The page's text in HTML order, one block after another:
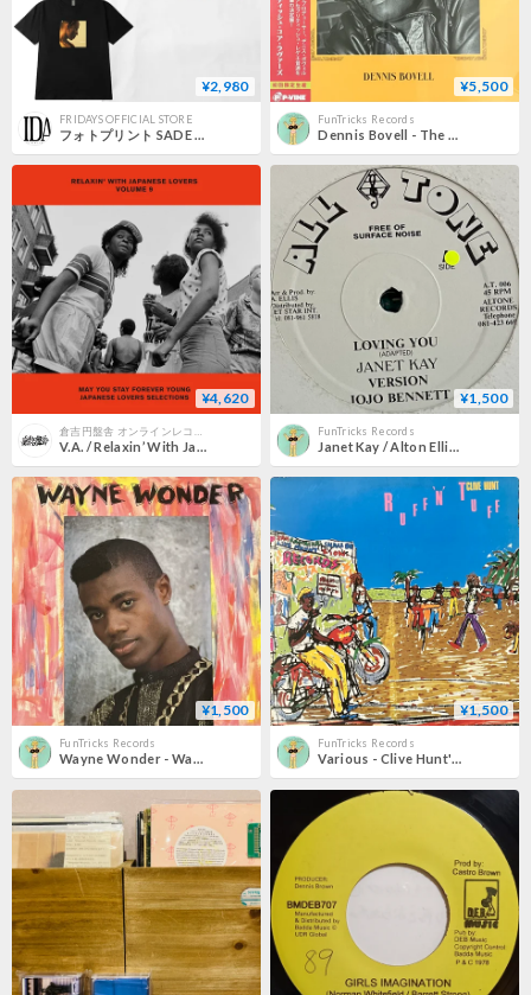
¥2,980
FRIDAYS OFFICIAL STORE
フォトプリント SADE シャーデー 柄 Tシャツ lovers rock 半袖 キレイめ カジュアル 6.0oz コットン100% ユニセックス
¥5,500
FunTricks Records
Dennis Bovell - The British Core Lovers [LP][P-Vine Records] (USED)
¥4,620
V.A. / Relaxin’ With Japanese Lovers Volume.9 (新品LP レコード)
¥1,500
FunTricks Records
Janet Kay / Alton Ellis & Larry Foreigner - Loving You / Jah Is The Leader [12][All Tone] (USED)
¥1,500
FunTricks Records
Wayne Wonder - Wayne Wonder [LP][Penthouse Records] (USED)
¥1,500
FunTricks Records
Various - Clive Hunt's Ruff 'N' Tuff Sho' [LP][Japan Record] (USED)